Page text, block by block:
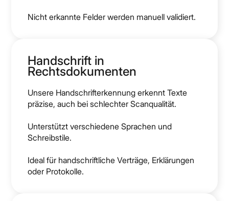
Nicht erkannte Felder werden manuell validiert.
Handschrift in
Rechtsdokumenten
Unsere Handschrifterkennung erkennt Texte
präzise, auch bei schlechter Scanqualität.
Unterstützt verschiedene Sprachen und
Schreibstile.
Ideal für handschriftliche Verträge, Erklärungen
oder Protokolle.